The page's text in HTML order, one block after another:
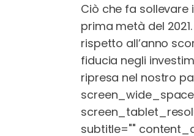
Ciò che fa sollevare
prima metà del
rispetto all’anno
fiducia negli
ripresa nel nostro
subtitle=""